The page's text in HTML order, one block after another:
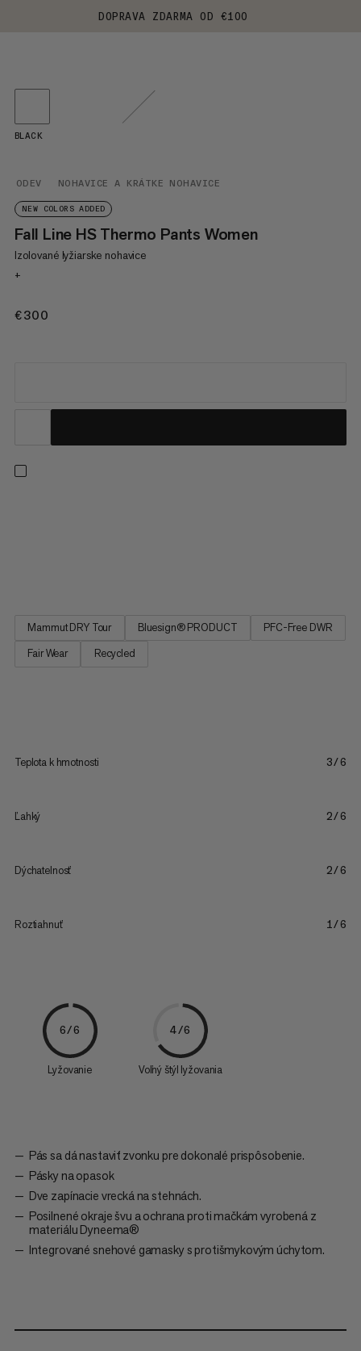
DOPRAVA ZDARMA OD €100
ODEV NOHAVICE A KRÁTKE NOHAVICE
NEW COLORS ADDED
Fall Line HS Thermo Pants Women
Izolované lyžiarske nohavice
+
€300
BLACK
Mammut DRY Tour Bluesign® PRODUCT
PFC-Free DWR
Fair Wear
Recycled
Teplota k hmotnosti 3/6
Ľahký 2/6
Dýchatelnosť 2/6
Roztiahnuť 1/6
6/6
Lyžovanie
4/6
Voľný štýl lyžovania
Pás sa dá nastaviť zvonku pre dokonalé prispôsobenie.
Pásky na opasok
Dve zapínacie vrecká na stehnách.
Posilnené okraje švu a ochrana proti mačkám vyrobená z
materiálu Dyneema®
Integrované snehové gamasky s protišmykovým úchytom.